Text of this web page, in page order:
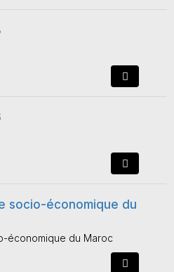
socio-économique du
économique du Maroc